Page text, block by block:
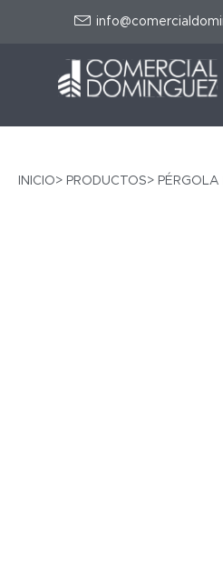
INICIO> PRODUCTOS> PÉRGOLA